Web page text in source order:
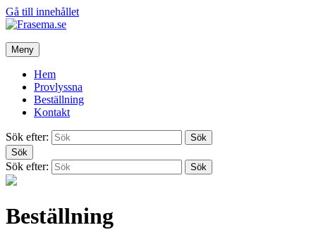
Gå till innehållet
Meny
Hem
Provlyssna
Beställning
Kontakt
Sök efter:
Sök
Sök
Sök efter: Sök
Beställning